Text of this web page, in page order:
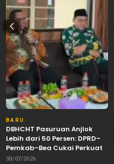
BARU
DBHCHT Pasuruan Anjlok
Lebih dari 50 Persen: DPRD–
Pemkab–Bea Cukai Perkuat
Perang Melawan Peredaran
30/07/2026